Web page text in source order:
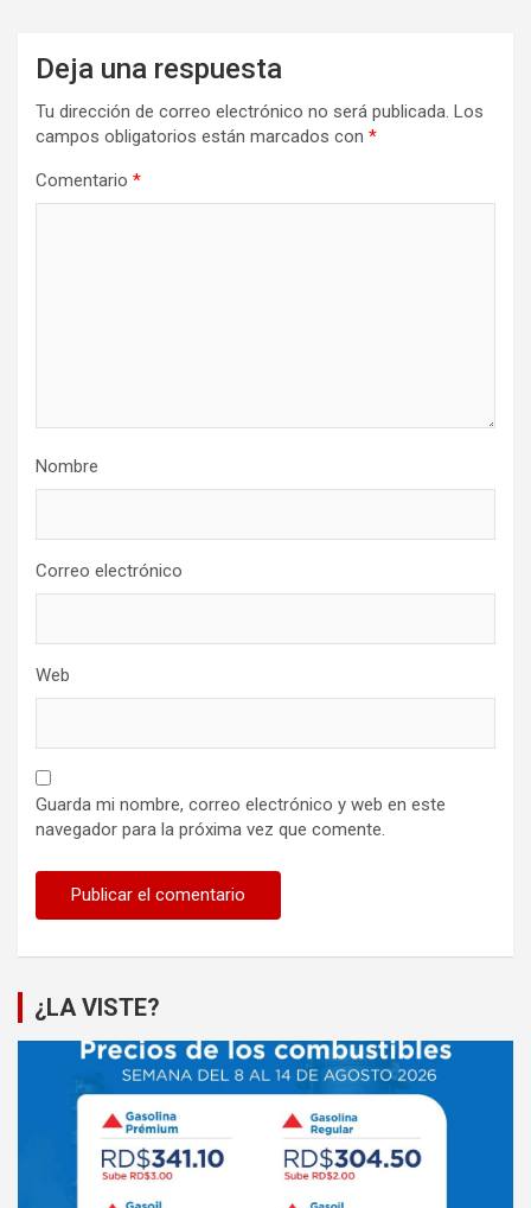
Deja una respuesta
Tu dirección de correo electrónico no será publicada. Los
campos obligatorios están marcados con *
Comentario *
Nombre
Correo electrónico
Web
Guarda mi nombre, correo electrónico y web en este
navegador para la próxima vez que comente.
¿LA VISTE?